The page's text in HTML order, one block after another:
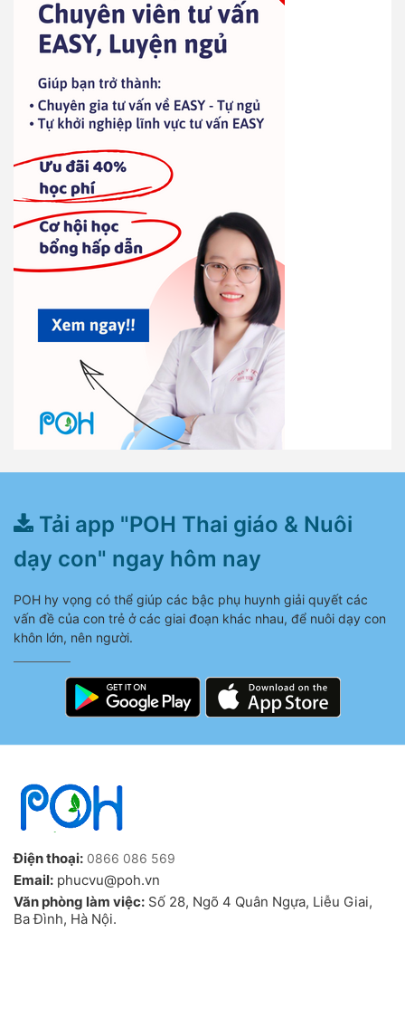
Tải app "POH Thai giáo & Nuôi
dạy con" ngay hôm nay
POH hy vọng có thể giúp các bậc phụ huynh giải quyết các
vấn đề của con trẻ ở các giai đoạn khác nhau, để nuôi dạy con
khôn lớn, nên người.
Điện thoại: 0866 086 569
Email: phucvu@poh.vn
Văn phòng làm việc: Số 28, Ngõ 4 Quân Ngựa, Liễu Giai,
Ba Đình, Hà Nội.